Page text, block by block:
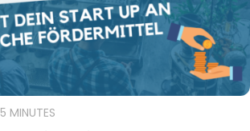
5 MINUTES